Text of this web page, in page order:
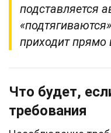
подставляется
приходит прямо
Что будет,
требования